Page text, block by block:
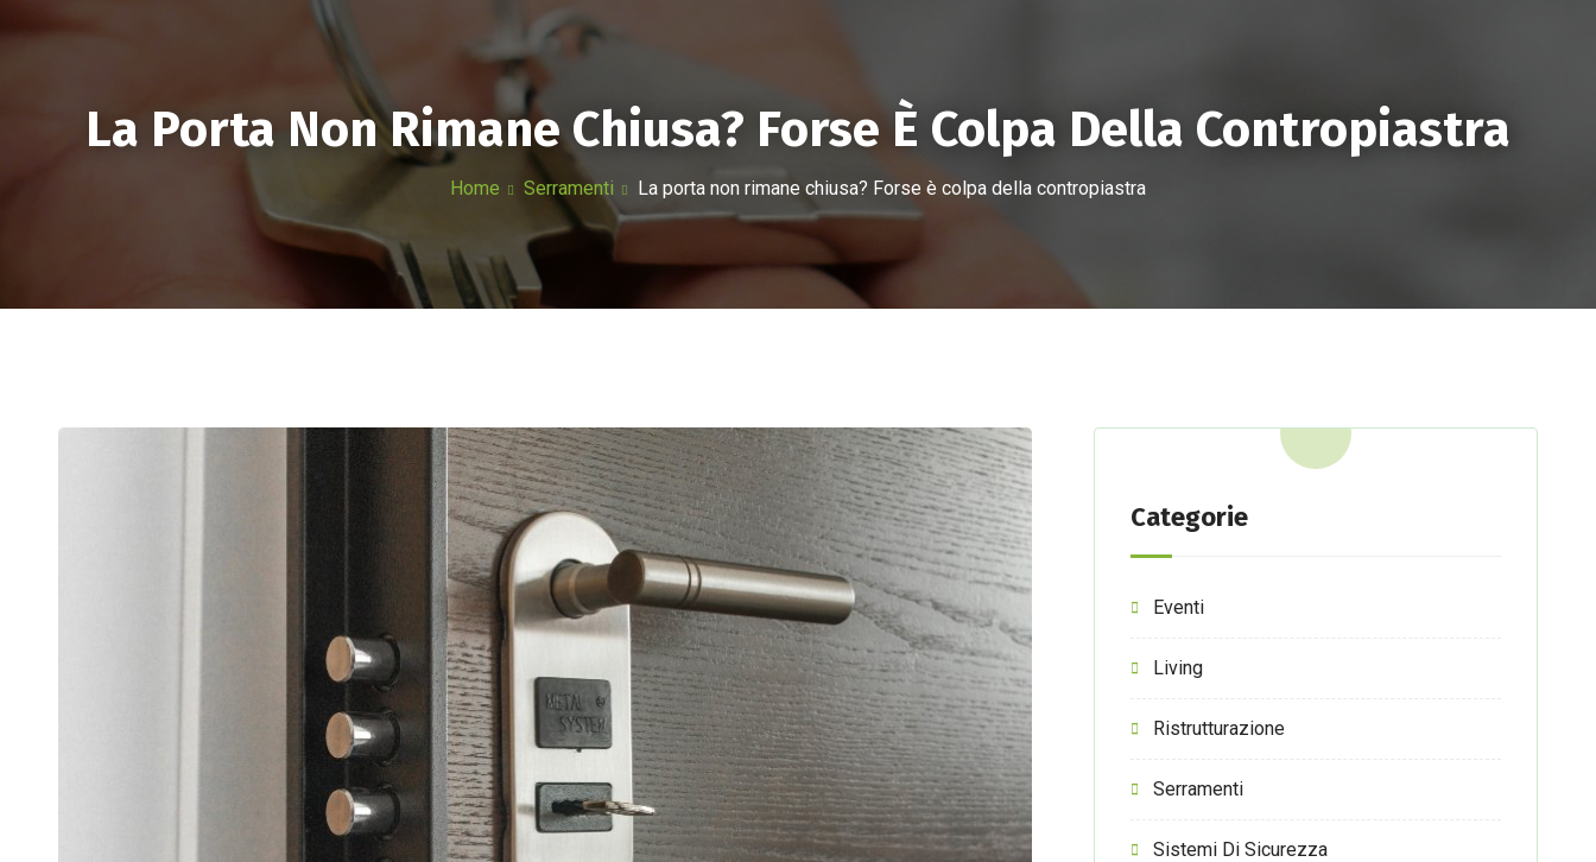
AZIENDA PRODOTTI
La Porta Non Rimane Chiusa? Forse È Colpa Della Contropiastra
Home Serramenti La porta non rimane chiusa? Forse è colpa della contropiastra
Categorie
Eventi
Living
Ristrutturazione
Serramenti
Sistemi Di Sicurezza